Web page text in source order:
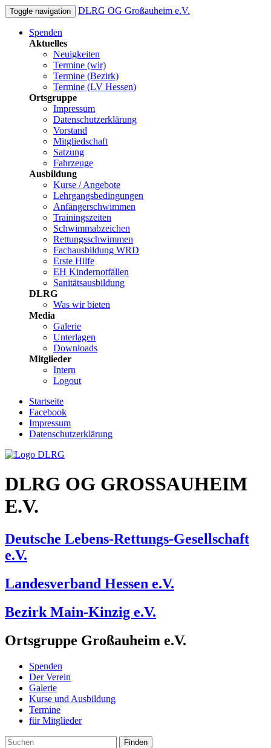
Toggle navigation DLRG OG Großauheim e.V.
Spenden
Aktuelles
Neuigkeiten
Termine (wir)
Termine (Bezirk)
Termine (LV Hessen)
Ortsgruppe
Impressum
Datenschutzerklärung
Vorstand
Mitgliedschaft
Satzung
Fahrzeuge
Ausbildung
Kurse / Angebote
Lehrgangsbedingungen
Anfängerschwimmen
Trainingszeiten
Schwimmabzeichen
Rettungsschwimmen
Fachausbildung WRD
Erste Hilfe
EH Kindernotfällen
Sanitätsausbildung
DLRG
Was wir bieten
Media
Galerie
Unterlagen
Downloads
Mitglieder
Intern
Logout
Startseite
Facebook
Impressum
Datenschutzerklärung
DLRG OG GROSSAUHEIM
E.V.
Deutsche Lebens-Rettungs-Gesellschaft
e.V.
Landesverband Hessen e.V.
Bezirk Main-Kinzig e.V.
Ortsgruppe Großauheim e.V.
Spenden
Der Verein
Galerie
Kurse und Ausbildung
Termine
für Mitglieder